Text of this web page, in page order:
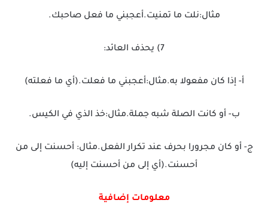
مثال:نلت ما تمنيت.أعجبني ما فعل صاحبك.
7) يحذف العائد:
أ- إذا كان مفعولا به.مثال:أعجبني ما فعلت.(أي ما فعلته)
ب- أو كانت الصلة شبه جملة.مثال:خذ الذي في الكيس.
ج- أو كان مجرورا بحرف عند تكرار الفعل.مثال: أحسنت إلى من
أحسنت.(أي إلى من أحسنت إليه)
معلومات إضافية